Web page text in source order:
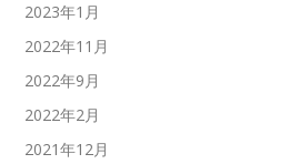
2023年1月
2022年11月
2022年9月
2022年2月
2021年12月